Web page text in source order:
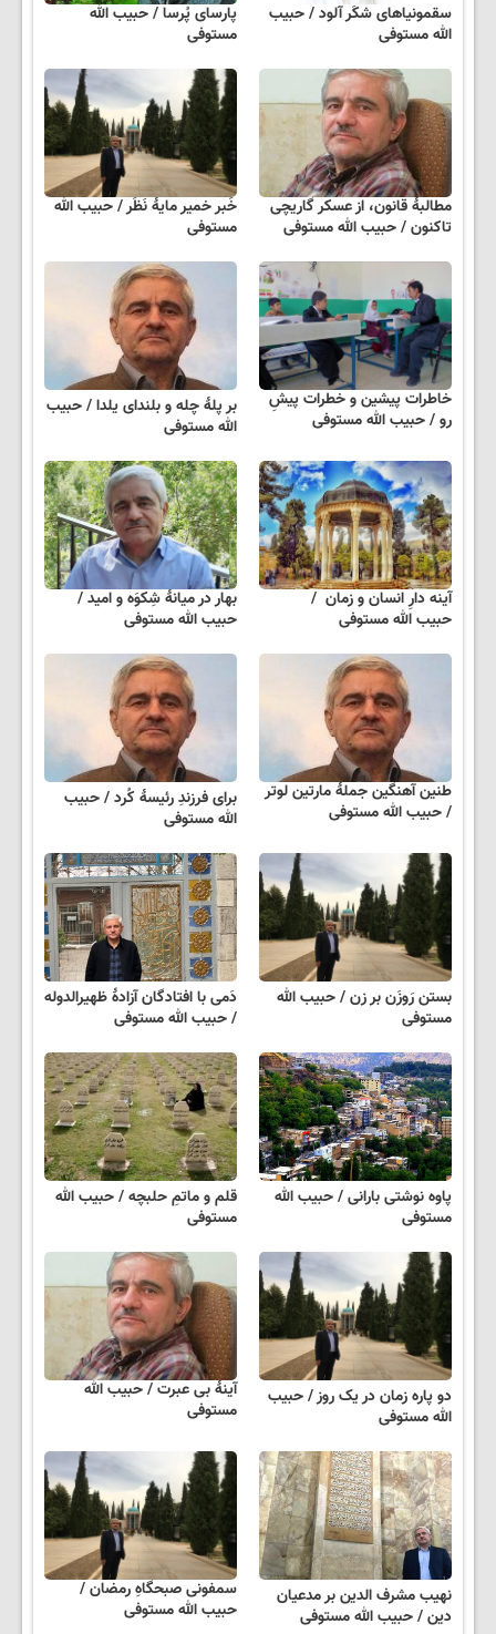
سقمونیاهای شکَر آلود / حبیب
الله مستوفی
پارسای پُرسا / حبیب الله
مستوفی
مطالبهٔ قانون، از عسکر گاریچی
تاکنون / حبیب الله مستوفی
خَبر خمیر مایهٔ نَظَر / حبیب الله
مستوفی
خاطرات پیشین و خطرات پیشِ
رو / حبیب الله مستوفی
بر پلهٔ چله و بلندای یلدا / حبیب
الله مستوفی
آینه دارِ انسان و زمان /
حبیب الله مستوفی
بهار در میانهٔ شِکوَه و امید /
حبیب الله مستوفی
طنین آهنگین جملهٔ مارتین لوتر
/ حبیب الله مستوفی
برای فرزندِ رئیسهٔ کُرد / حبیب
الله مستوفی
بستن رَوزَن بر زن / حبیب الله
مستوفی
دَمی با افتادگان آزادهٔ ظهیرالدوله
/ حبیب الله مستوفی
پاوه نوشتی بارانی / حبیب الله
مستوفی
قلم و ماتمِ حلبچه / حبیب الله
مستوفی
دو پاره زمان در یک روز / حبیب
الله مستوفی
آینهٔ بی عبرت / حبیب الله
مستوفی
نهیب مشرف الدین بر مدعیان
دین / حبیب الله مستوفی
سمفونی صبحگاهِ رمضان /
حبیب الله مستوفی